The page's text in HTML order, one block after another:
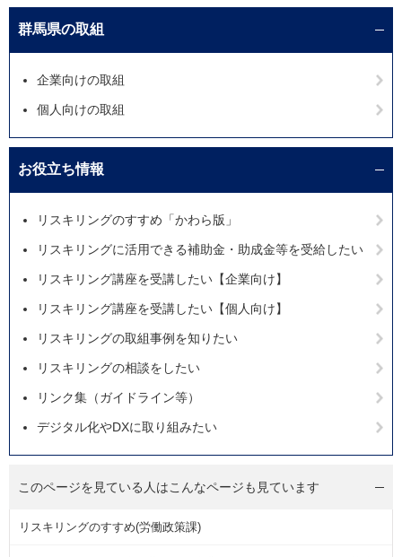
群馬県の取組
企業向けの取組
個人向けの取組
お役立ち情報
リスキリングのすすめ「かわら版」
リスキリングに活用できる補助金・助成金等を受給したい
リスキリング講座を受講したい【企業向け】
リスキリング講座を受講したい【個人向け】
リスキリングの取組事例を知りたい
リスキリングの相談をしたい
リンク集（ガイドライン等）
デジタル化やDXに取り組みたい
このページを見ている人はこんなページも見ています
リスキリングのすすめ(労働政策課)